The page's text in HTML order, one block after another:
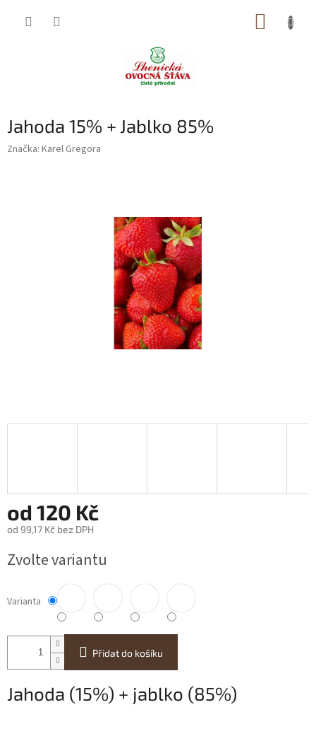
Jahoda 15% + Jablko 85%
Značka: Karel Gregora
od 120 Kč
od 99,17 Kč bez DPH
cena:
Zvolte variantu
Varianta
Přidat do košíku
Jahoda (15%) + jablko (85%)